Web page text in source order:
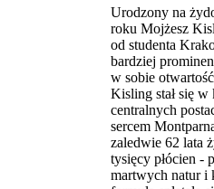
Urodzony na
roku Mojżesz
od studenta
bardziej
w sobie
Kisling stał się w
centralnych
sercem
zaledwie 62 lata
tysięcy płócien -
martwych natur i